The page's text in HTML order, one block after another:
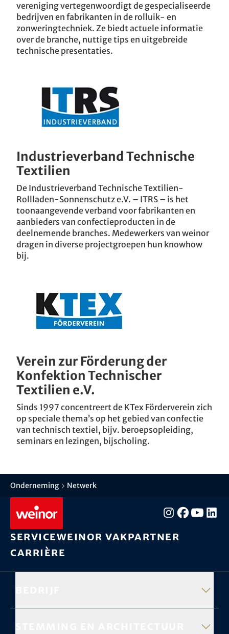
vereniging vertegenwoordigt de gespecialiseerde
bedrijven en fabrikanten in de rolluik- en
zonweringtechniek. Ze biedt actuele informatie
over de branche, nuttige tips en uitgebreide
technische presentaties.
Industrieverband Technische
Textilien
De Industrieverband Technische Textilien-
Rollladen-Sonnenschutz e.V. – ITRS – is het
toonaangevende verband voor fabrikanten en
aanbieders van confectieproducten in de
deelnemende branches. Medewerkers van weinor
dragen in diverse projectgroepen hun knowhow
bij.
Verein zur Förderung der
Konfektion Technischer
Textilien e.V.
Sinds 1997 concentreert de KTex Förderverein zich
op speciale thema’s op het gebied van confectie
van technisch textiel, bijv. beroepsopleiding,
seminars en lezingen, bijscholing.
Onderneming Netwerk
Serviceweinor vakpartner
Carrière